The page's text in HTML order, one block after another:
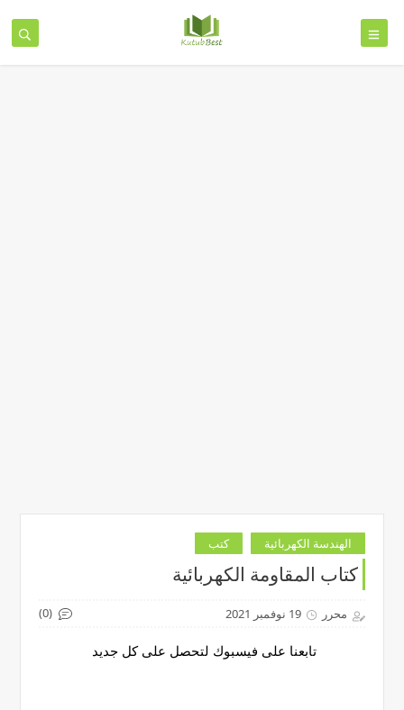
الهندسة الكهربائية كتب
كتاب المقاومة الكهربائية
محرر 19 نوفمبر 2021 (0)
تابعنا على فيسبوك لتحصل على كل جديد